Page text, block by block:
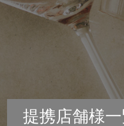
提携店舗様